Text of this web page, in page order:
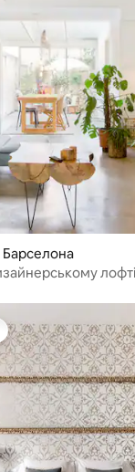
Барселона